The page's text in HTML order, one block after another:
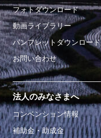
フォトダウンロード
動画ライブラリー
パンフレットダウンロード
お問い合わせ
法人のみなさまへ
コンベンション情報
補助金・助成金